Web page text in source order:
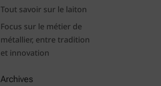
Tout savoir sur le laiton
Focus sur le métier de
métallier, entre tradition
et innovation
Archives